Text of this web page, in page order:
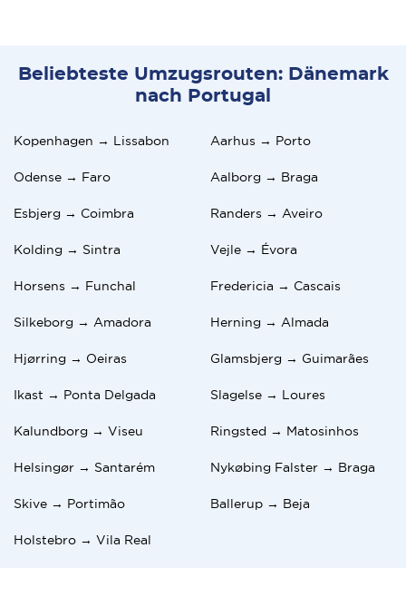
Beliebteste Umzugsrouten: Dänemark
nach Portugal
Kopenhagen → Lissabon Aarhus → Porto
Odense → Faro Aalborg → Braga
Esbjerg → Coimbra Randers → Aveiro
Kolding → Sintra Vejle → Évora
Horsens → Funchal Fredericia → Cascais
Silkeborg → Amadora Herning → Almada
Hjørring → Oeiras Glamsbjerg → Guimarães
Ikast → Ponta Delgada Slagelse → Loures
Kalundborg → Viseu Ringsted → Matosinhos
Helsingør → Santarém Nykøbing Falster → Braga
Skive → Portimão Ballerup → Beja
Holstebro → Vila Real